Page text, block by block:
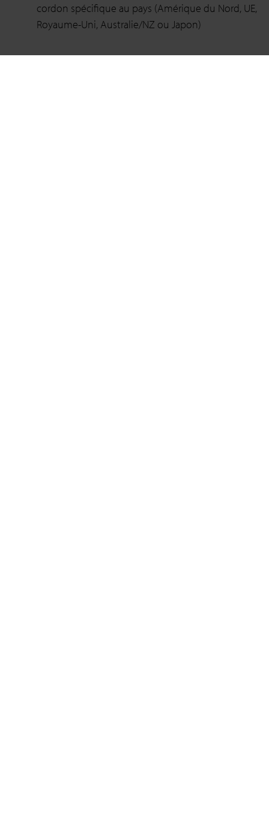
cordon spécifique au pays (Amérique du Nord, UE,
Royaume-Uni, Australie/NZ ou Japon)